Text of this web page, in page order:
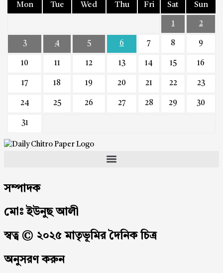
Mon Tue Wed Thu Fri Sat Sun
1 2
3 4 5 6 7 8 9
10 11 12 13 14 15 16
17 18 19 20 21 22 23
24 25 26 27 28 29 30
31
সম্পাদক
মোঃ ইউনুছ আলী
স্বত্ব © ২০২৫ মাতৃভূমির দৈনিক চিত্র
অনুসরণ করুন